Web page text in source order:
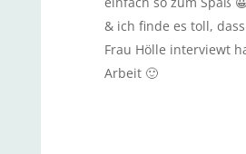
& ich finde es toll,
Frau Hölle interviewt
Arbeit 🙂